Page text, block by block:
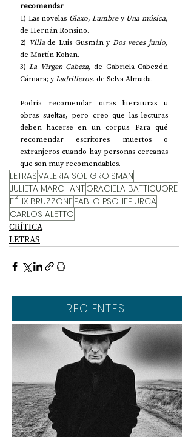
recomendar
1) Las novelas Glaxo, Lumbre y Una música,
de Hernán Ronsino.
2) Villa de Luis Gusmán y Dos veces junio,
de Martín Kohan.
3) La Virgen Cabeza, de Gabriela Cabezón
Cámara; y Ladrilleros. de Selva Almada.
Podría recomendar otras literaturas u
obras sueltas, pero creo que las lecturas
deben hacerse en un corpus. Para qué
recomendar escritores muertos o
extranjeros cuando hay personas cercanas
que son muy recomendables.
LETRASVALERIA SOL GROISMAN
JULIETA MARCHANTGRACIELA BATTICUORE
FÉLIX BRUZZONEPABLO PSCHEPIURCA
CARLOS ALETTO
CRÍTICA
LETRAS
RECIENTES